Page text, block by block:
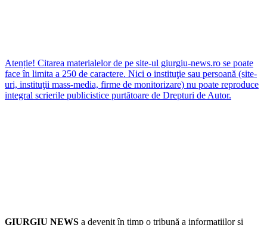
Atenție! Citarea materialelor de pe site-ul giurgiu-news.ro se poate
face în limita a 250 de caractere. Nici o instituţie sau persoană (site-
uri, instituţii mass-media, firme de monitorizare) nu poate reproduce
integral scrierile publicistice purtătoare de Drepturi de Autor.
GIURGIU NEWS a devenit în timp o tribună a informaţiilor şi